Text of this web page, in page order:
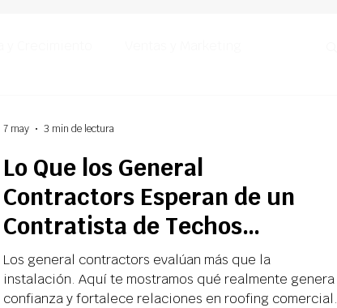
Lo Que los General
Contractors Esperan de un
Contratista de Techos
(Aunque Rara Vez lo Digan)
Los general contractors evalúan más que la
instalación. Aquí te mostramos qué realmente genera
confianza y fortalece relaciones en roofing comercial.
7 may 3 min de lectura